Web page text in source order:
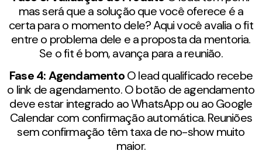
mas será que a solução que você oferece é a
certa para o momento dele? Aqui você avalia o fit
entre o problema dele e a proposta da mentoria.
Se o fit é bom, avança para a reunião.
Fase 4: AgendamentoO lead qualificado recebe
o link de agendamento. O botão de agendamento
deve estar integrado ao WhatsApp ou ao Google
Calendar com confirmação automática. Reuniões
sem confirmação têm taxa de no-show muito
maior.